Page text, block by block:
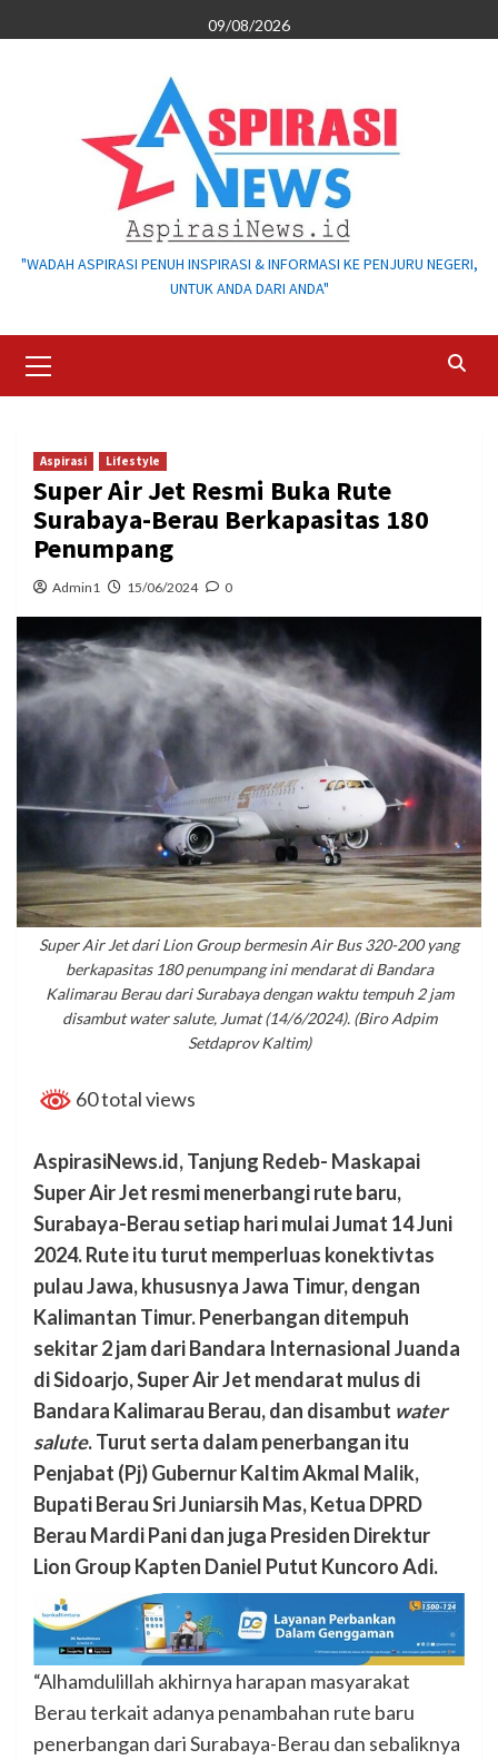
to
09/08/2026
"WADAH ASPIRASI PENUH INSPIRASI & INFORMASI KE PENJURU NEGERI,
UNTUK ANDA DARI ANDA"
Menu
Aspirasi Lifestyle
Super Air Jet Resmi Buka Rute
Surabaya-Berau Berkapasitas 180
Penumpang
Admin1 15/06/2024 0
Super Air Jet dari Lion Group bermesin Air Bus 320-200 yang
berkapasitas 180 penumpang ini mendarat di Bandara
Kalimarau Berau dari Surabaya dengan waktu tempuh 2 jam
disambut water salute, Jumat (14/6/2024). (Biro Adpim
Setdaprov Kaltim)
60 total views
AspirasiNews.id, Tanjung Redeb- Maskapai
Super Air Jet resmi menerbangi rute baru,
Surabaya-Berau setiap hari mulai Jumat 14 Juni
2024. Rute itu turut memperluas konektivtas
pulau Jawa, khususnya Jawa Timur, dengan
Kalimantan Timur. Penerbangan ditempuh
sekitar 2 jam dari Bandara Internasional Juanda
di Sidoarjo, Super Air Jet mendarat mulus di
Bandara Kalimarau Berau, dan disambut water
salute. Turut serta dalam penerbangan itu
Penjabat (Pj) Gubernur Kaltim Akmal Malik,
Bupati Berau Sri Juniarsih Mas, Ketua DPRD
Berau Mardi Pani dan juga Presiden Direktur
Lion Group Kapten Daniel Putut Kuncoro Adi.
“Alhamdulillah akhirnya harapan masyarakat
Berau terkait adanya penambahan rute baru
penerbangan dari Surabaya-Berau dan sebaliknya